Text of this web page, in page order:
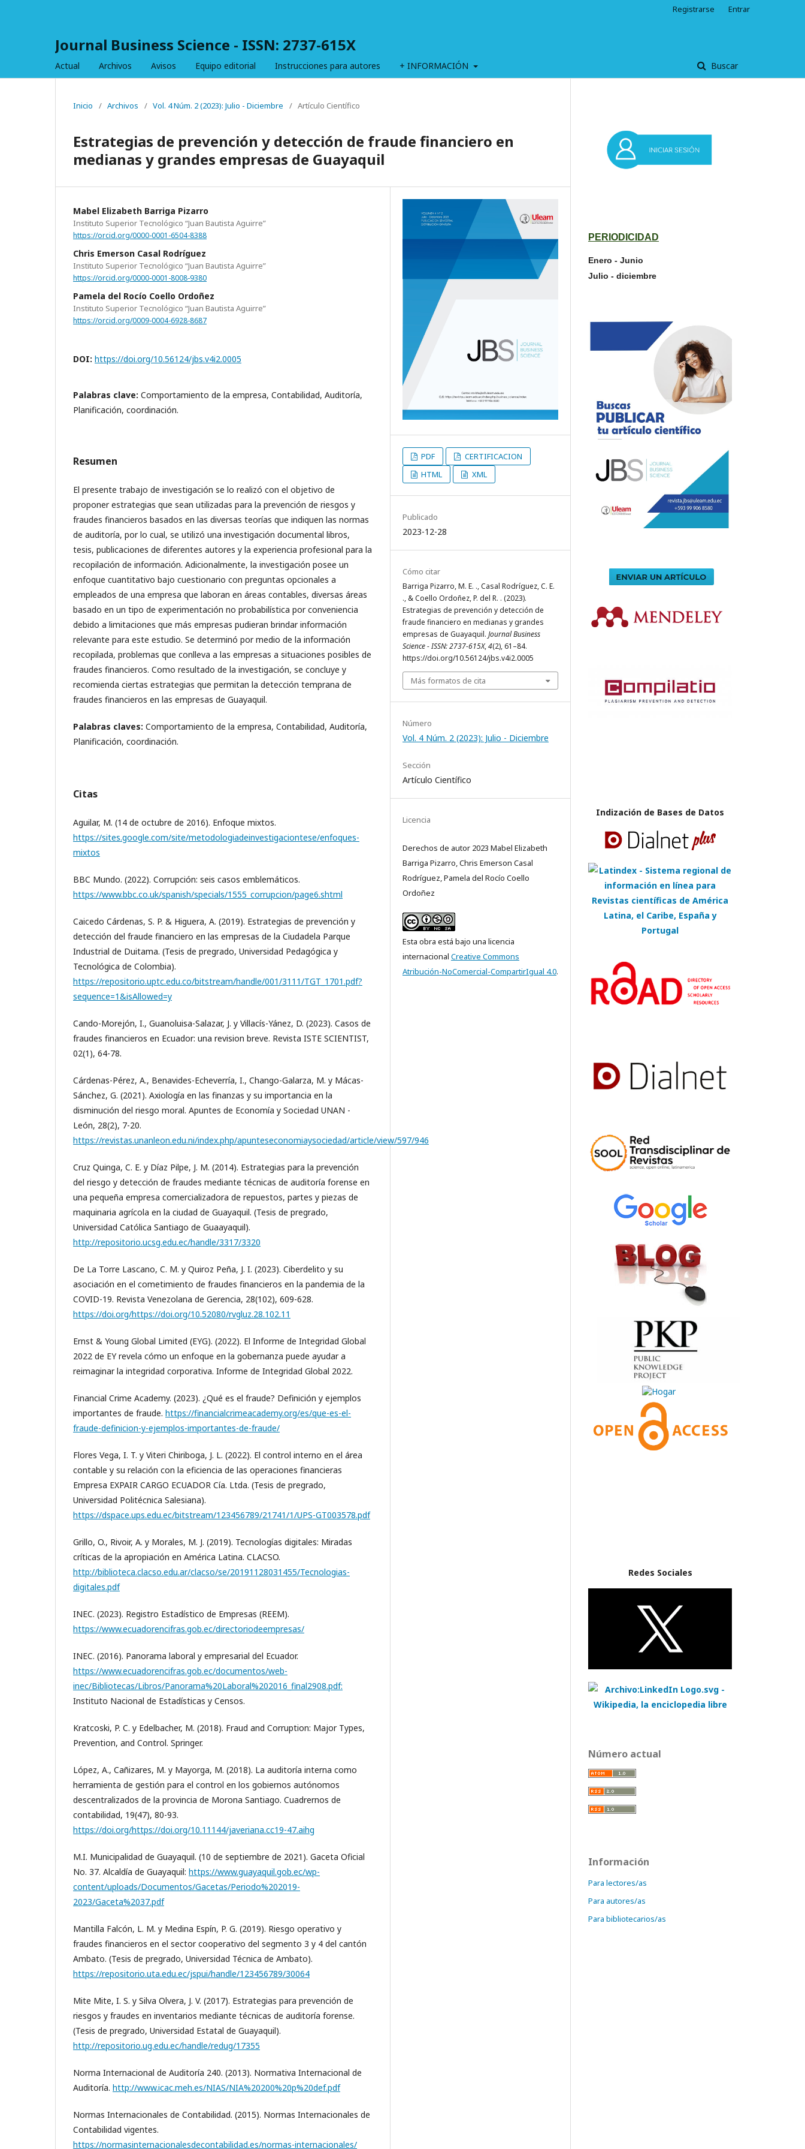
Journal Business Science - ISSN: 2737-615X
Actual Archivos Avisos Equipo editorial Instrucciones para autores + INFORMACIÓN Buscar
Registrarse Entrar
Inicio / Archivos / Vol. 4 Núm. 2 (2023): Julio - Diciembre / Artículo Científico
Estrategias de prevención y detección de fraude financiero en
medianas y grandes empresas de Guayaquil
Mabel Elizabeth Barriga Pizarro
Instituto Superior Tecnológico “Juan Bautista Aguirre”
https://orcid.org/0000-0001-6504-8388
Chris Emerson Casal Rodríguez
Instituto Superior Tecnológico “Juan Bautista Aguirre”
https://orcid.org/0000-0001-8008-9380
Pamela del Rocío Coello Ordoñez
Instituto Superior Tecnológico “Juan Bautista Aguirre”
https://orcid.org/0009-0004-6928-8687
DOI: https://doi.org/10.56124/jbs.v4i2.0005
Palabras clave: Comportamiento de la empresa, Contabilidad, Auditoría,
Planificación, coordinación.
Resumen
El presente trabajo de investigación se lo realizó con el objetivo de
proponer estrategias que sean utilizadas para la prevención de riesgos y
fraudes financieros basados en las diversas teorías que indiquen las normas
de auditoría, por lo cual, se utilizó una investigación documental libros,
tesis, publicaciones de diferentes autores y la experiencia profesional para la
recopilación de información. Adicionalmente, la investigación posee un
enfoque cuantitativo bajo cuestionario con preguntas opcionales a
empleados de una empresa que laboran en áreas contables, diversas áreas
basado en un tipo de experimentación no probabilística por conveniencia
debido a limitaciones que más empresas pudieran brindar información
relevante para este estudio. Se determinó por medio de la información
recopilada, problemas que conlleva a las empresas a situaciones posibles de
fraudes financieros. Como resultado de la investigación, se concluye y
recomienda ciertas estrategias que permitan la detección temprana de
fraudes financieros en las empresas de Guayaquil.
Palabras claves: Comportamiento de la empresa, Contabilidad, Auditoría,
Planificación, coordinación.
Citas
Aguilar, M. (14 de octubre de 2016). Enfoque mixtos.
https://sites.google.com/site/metodologiadeinvestigaciontese/enfoques-
mixtos
BBC Mundo. (2022). Corrupción: seis casos emblemáticos.
https://www.bbc.co.uk/spanish/specials/1555_corrupcion/page6.shtml
Caicedo Cárdenas, S. P. & Higuera, A. (2019). Estrategias de prevención y
detección del fraude financiero en las empresas de la Ciudadela Parque
Industrial de Duitama. (Tesis de pregrado, Universidad Pedagógica y
Tecnológica de Colombia).
https://repositorio.uptc.edu.co/bitstream/handle/001/3111/TGT_1701.pdf?
sequence=1&isAllowed=y
Cando-Morejón, I., Guanoluisa-Salazar, J. y Villacís-Yánez, D. (2023). Casos de
fraudes financieros en Ecuador: una revision breve. Revista ISTE SCIENTIST,
02(1), 64-78.
Cárdenas-Pérez, A., Benavides-Echeverría, I., Chango-Galarza, M. y Mácas-
Sánchez, G. (2021). Axiología en las finanzas y su importancia en la
disminución del riesgo moral. Apuntes de Economía y Sociedad UNAN -
León, 28(2), 7-20.
https://revistas.unanleon.edu.ni/index.php/apunteseconomiaysociedad/article/view/597/946
Cruz Quinga, C. E. y Díaz Pilpe, J. M. (2014). Estrategias para la prevención
del riesgo y detección de fraudes mediante técnicas de auditoría forense en
una pequeña empresa comercializadora de repuestos, partes y piezas de
maquinaria agrícola en la ciudad de Guayaquil. (Tesis de pregrado,
Universidad Católica Santiago de Guaayaquil).
http://repositorio.ucsg.edu.ec/handle/3317/3320
De La Torre Lascano, C. M. y Quiroz Peña, J. I. (2023). Ciberdelito y su
asociación en el cometimiento de fraudes financieros en la pandemia de la
COVID-19. Revista Venezolana de Gerencia, 28(102), 609-628.
https://doi.org/https://doi.org/10.52080/rvgluz.28.102.11
Ernst & Young Global Limited (EYG). (2022). El Informe de Integridad Global
2022 de EY revela cómo un enfoque en la gobernanza puede ayudar a
reimaginar la integridad corporativa. Informe de Integridad Global 2022.
Financial Crime Academy. (2023). ¿Qué es el fraude? Definición y ejemplos
importantes de fraude. https://financialcrimeacademy.org/es/que-es-el-
fraude-definicion-y-ejemplos-importantes-de-fraude/
Flores Vega, I. T. y Viteri Chiriboga, J. L. (2022). El control interno en el área
contable y su relación con la eficiencia de las operaciones financieras
Empresa EXPAIR CARGO ECUADOR Cía. Ltda. (Tesis de pregrado,
Universidad Politécnica Salesiana).
https://dspace.ups.edu.ec/bitstream/123456789/21741/1/UPS-GT003578.pdf
Grillo, O., Rivoir, A. y Morales, M. J. (2019). Tecnologías digitales: Miradas
críticas de la apropiación en América Latina. CLACSO.
http://biblioteca.clacso.edu.ar/clacso/se/20191128031455/Tecnologias-
digitales.pdf
INEC. (2023). Registro Estadístico de Empresas (REEM).
https://www.ecuadorencifras.gob.ec/directoriodeempresas/
INEC. (2016). Panorama laboral y empresarial del Ecuador.
https://www.ecuadorencifras.gob.ec/documentos/web-
inec/Bibliotecas/Libros/Panorama%20Laboral%202016_final2908.pdf:
Instituto Nacional de Estadísticas y Censos.
Kratcoski, P. C. y Edelbacher, M. (2018). Fraud and Corruption: Major Types,
Prevention, and Control. Springer.
López, A., Cañizares, M. y Mayorga, M. (2018). La auditoría interna como
herramienta de gestión para el control en los gobiernos autónomos
descentralizados de la provincia de Morona Santiago. Cuadrernos de
contabilidad, 19(47), 80-93.
https://doi.org/https://doi.org/10.11144/javeriana.cc19-47.aihg
M.I. Municipalidad de Guayaquil. (10 de septiembre de 2021). Gaceta Oficial
No. 37. Alcaldía de Guayaquil: https://www.guayaquil.gob.ec/wp-
content/uploads/Documentos/Gacetas/Periodo%202019-
2023/Gaceta%2037.pdf
Mantilla Falcón, L. M. y Medina Espín, P. G. (2019). Riesgo operativo y
fraudes financieros en el sector cooperativo del segmento 3 y 4 del cantón
Ambato. (Tesis de pregrado, Universidad Técnica de Ambato).
https://repositorio.uta.edu.ec/jspui/handle/123456789/30064
Mite Mite, I. S. y Silva Olvera, J. V. (2017). Estrategias para prevención de
riesgos y fraudes en inventarios mediante técnicas de auditoría forense.
(Tesis de pregrado, Universidad Estatal de Guayaquil).
http://repositorio.ug.edu.ec/handle/redug/17355
Norma Internacional de Auditoría 240. (2013). Normativa Internacional de
Auditoría. http://www.icac.meh.es/NIAS/NIA%20200%20p%20def.pdf
Normas Internacionales de Contabilidad. (2015). Normas Internacionales de
Contabilidad vigentes.
https://normasinternacionalesdecontabilidad.es/normas-internacionales/
PDF
CERTIFICACION
HTML
XML
Publicado
2023-12-28
Cómo citar
Barriga Pizarro, M. E. ., Casal Rodríguez, C. E.
., & Coello Ordoñez, P. del R. . (2023).
Estrategias de prevención y detección de
fraude financiero en medianas y grandes
empresas de Guayaquil. Journal Business
Science - ISSN: 2737-615X,4(2), 61–84.
https://doi.org/10.56124/jbs.v4i2.0005
Más formatos de cita
Número
Vol. 4 Núm. 2 (2023): Julio - Diciembre
Sección
Artículo Científico
Licencia
Derechos de autor 2023 Mabel Elizabeth
Barriga Pizarro, Chris Emerson Casal
Rodríguez, Pamela del Rocío Coello
Ordoñez
Esta obra está bajo una licencia
internacional Creative Commons
Atribución-NoComercial-CompartirIgual 4.0.
PERIODICIDAD
Enero - Junio
Julio - diciembre
Indización de Bases de Datos
Redes Sociales
Número actual
Información
Para lectores/as
Para autores/as
Para bibliotecarios/as